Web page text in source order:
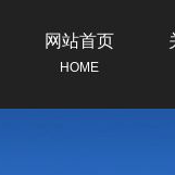
网站首页
HOME